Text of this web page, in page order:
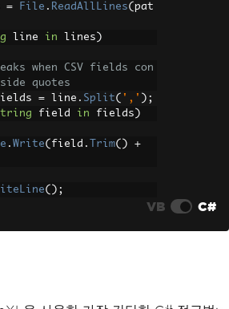
= File . ReadAllLines( pat
line in lines )
when CSV fields con
quotes
= line . Split( ',' );
field in fields )
. Write( field . Trim()
+
();
VB C#